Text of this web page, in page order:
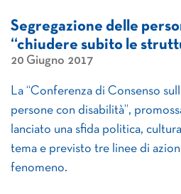
Segregazione delle
“chiudere subito le
20 Giugno 2017
La “Conferenza di Consenso
persone con disabilità”,
lanciato una sfida politica,
tema e previsto tre linee di
fenomeno.